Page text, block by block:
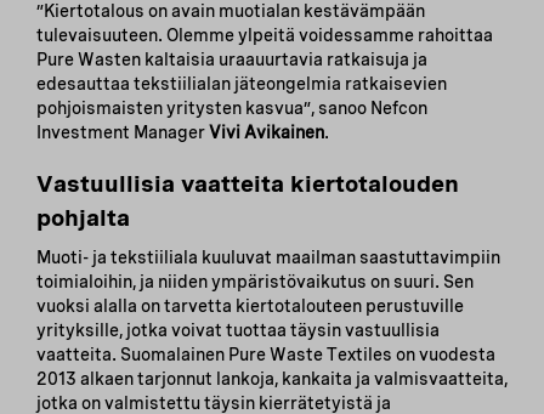
”Kiertotalous on avain muotialan kestävämpään
tulevaisuuteen. Olemme ylpeitä voidessamme rahoittaa
Pure Wasten kaltaisia uraauurtavia ratkaisuja ja
edesauttaa tekstiilialan jäteongelmia ratkaisevien
pohjoismaisten yritysten kasvua”, sanoo Nefcon
Investment ManagerVivi Avikainen.
Vastuullisia vaatteita kiertotalouden
pohjalta
Muoti- ja tekstiiliala kuuluvat maailman saastuttavimpiin
toimialoihin, ja niiden ympäristövaikutus on suuri. Sen
vuoksi alalla on tarvetta kiertotalouteen perustuville
yrityksille, jotka voivat tuottaa täysin vastuullisia
vaatteita. Suomalainen Pure Waste Textiles on vuodesta
2013 alkaen tarjonnut lankoja, kankaita ja valmisvaatteita,
jotka on valmistettu täysin kierrätetyistä ja